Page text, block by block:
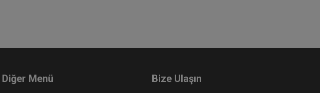
Diğer Menü Bize Ulaşın